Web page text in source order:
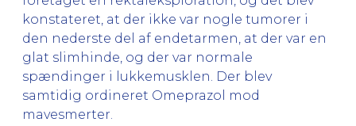
konstateret, at der ikke var nogle tumorer i
den nederste del af endetarmen, at der var en
glat slimhinde, og der var normale
spændinger i lukkemusklen. Der blev
samtidig ordineret Omeprazol mod
mavesmerter.